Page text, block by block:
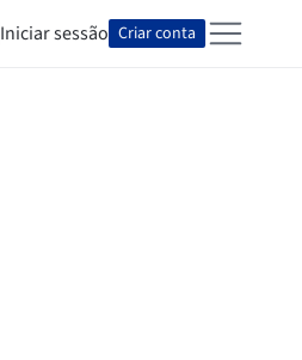
Iniciar sessão Criar conta